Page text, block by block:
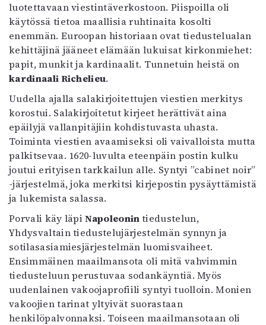
luotettavaan viestintäverkostoon. Piispoilla oli
käytössä tietoa maallisia ruhtinaita kosolti
enemmän. Euroopan historiaan ovat tiedustelualan
kehittäjinä jääneet elämään lukuisat kirkonmiehet:
papit, munkit ja kardinaalit. Tunnetuin heistä on
kardinaali Richelieu.
Uudella ajalla salakirjoitettujen viestien merkitys
korostui. Salakirjoitetut kirjeet herättivät aina
epäilyjä vallanpitäjiin kohdistuvasta uhasta.
Toiminta viestien avaamiseksi oli vaivalloista mutta
palkitsevaa. 1620-luvulta eteenpäin postin kulku
joutui erityisen tarkkailun alle. Syntyi ”cabinet noir”
-järjestelmä, joka merkitsi kirjepostin pysäyttämistä
ja lukemista salassa.
Porvali käy läpiNapoleonintiedustelun,
Yhdysvaltain tiedustelujärjestelmän synnyn ja
sotilasasiamiesjärjestelmän luomisvaiheet.
Ensimmäinen maailmansota oli mitä vahvimmin
tiedusteluun perustuvaa sodankäyntiä. Myös
uudenlainen vakoojaprofiili syntyi tuolloin. Monien
vakoojien tarinat yltyivät suorastaan
henkilöpalvonnaksi. Toiseen maailmansotaan oli